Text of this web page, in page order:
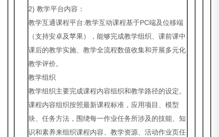
2) 教学平台内容：
教学互通课程平台:教学互动课程基于PC端及位移端
（支持安卓及苹果），能够完成教学组织、课前课中
课后的教学实施、教学全流程数值收集和开展多元化
教学评价。
教学组织
教学组织主要完成课程内容组织和教学路径的设定。
课程内容组织按照最新课程标准，应用项目、模型
块、任务方法，围绕每一作业任务所涉及的技能、知
识和素养来组织课程内容、教学资源、活动作业页任